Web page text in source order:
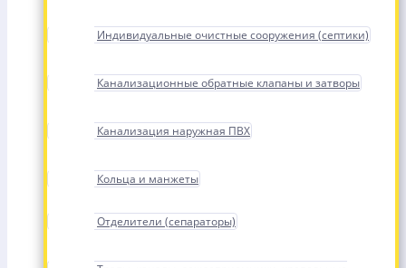
Индивидуальные очистные сооружения (септики)
Канализационные обратные клапаны и затворы
Канализация наружная ПВХ
Кольца и манжеты
Отделители (сепараторы)